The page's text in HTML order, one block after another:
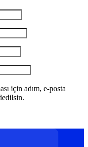
için adım, e-posta